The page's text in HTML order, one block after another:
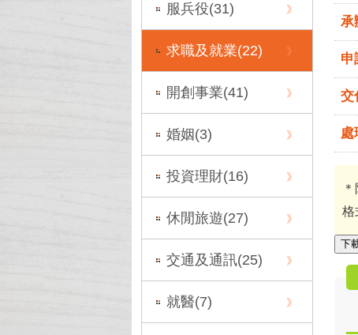
服兵役(31)
求職及就業(22)
開創事業(41)
婚姻(3)
投資理財(16)
休閒旅遊(27)
交通及通訊(25)
就醫(7)
承
申
交
處
格
下